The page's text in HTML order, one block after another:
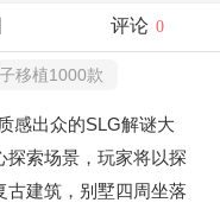
评论 0
移植1000款
感出众的SLG解谜大
探索场景，玩家将以探
古建筑，别墅四周坐落